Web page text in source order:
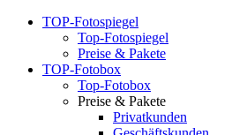
TOP-Fotospiegel
Top-Fotospiegel
Preise & Pakete
TOP-Fotobox
Top-Fotobox
Preise & Pakete
Privatkunden